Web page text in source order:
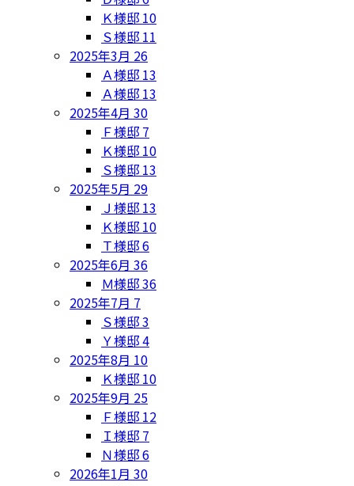
Ｋ様邸 10
Ｓ様邸 11
2025年3月 26
Ａ様邸 13
Ａ様邸 13
2025年4月 30
Ｆ様邸 7
Ｋ様邸 10
Ｓ様邸 13
2025年5月 29
Ｊ様邸 13
Ｋ様邸 10
Ｔ様邸6
2025年6月 36
Ｍ様邸36
2025年7月 7
Ｓ様邸3
Ｙ様邸4
2025年8月 10
Ｋ様邸 10
2025年9月 25
Ｆ様邸 12
Ｉ様邸 7
Ｎ様邸6
2026年1月 30